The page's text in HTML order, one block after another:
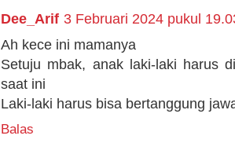
Dee_Arif 3 Februari 2024 pukul
Ah kece ini mamanya
Setuju mbak, anak laki-laki harus
saat ini
Laki-laki harus bisa bertanggung
Balas